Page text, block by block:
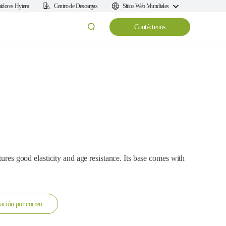
Hytera Centro de Descargas Sitios Web Mundiales
Contáctenos
good elasticity and age resistance. Its base comes with
por correo